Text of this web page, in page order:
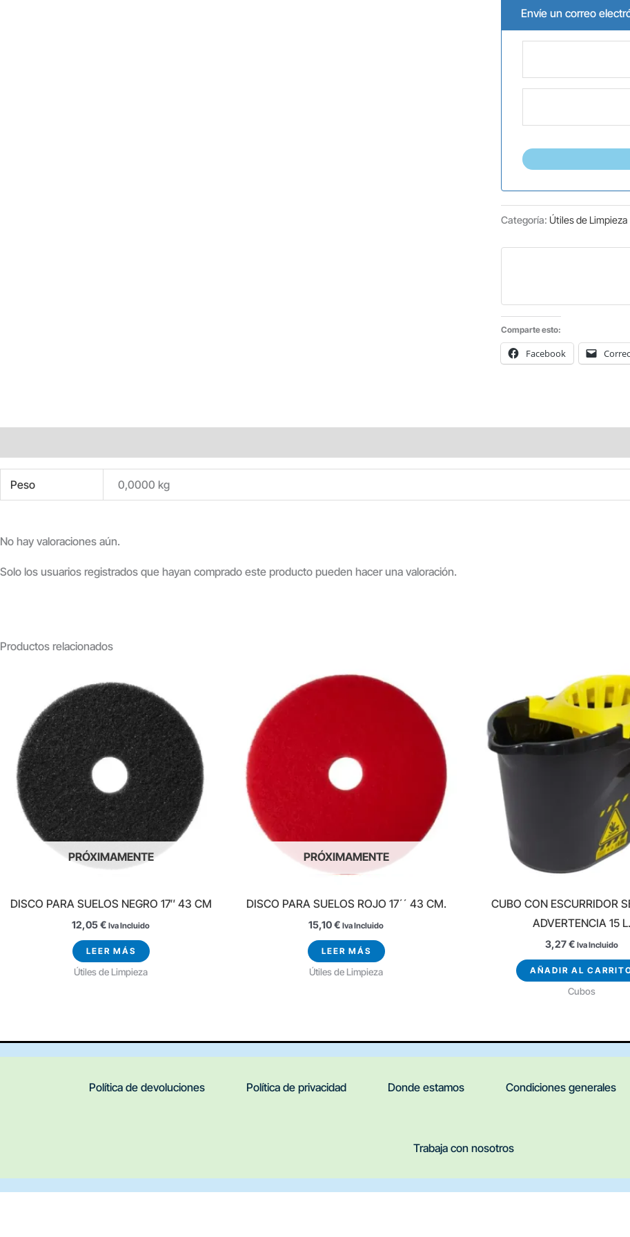
Envíe un correo
Categoría: Útiles de Limpieza
Comparte esto:
Facebook
Peso 0,0000 kg
No hay valoraciones aún.
Solo los usuarios registrados que hayan comprado este producto pueden hacer una valoración.
Productos relacionados
PRÓXIMAMENTE
DISCO PARA SUELOS NEGRO 17″ 43 CM
12,05€ Iva Incluido
LEER MÁS
Útiles de Limpieza
PRÓXIMAMENTE
DISCO PARA SUELOS ROJO 17´´ 43 CM.
15,10€ Iva Incluido
LEER MÁS
Útiles de Limpieza
CUBO CON ESCURRIDOR
ADVERTENCIA 15 L.
3,27€ Iva Incluido
AÑADIR AL
Cubos
Política de devoluciones Política de privacidad Donde estamos Condiciones generales
Trabaja con nosotros